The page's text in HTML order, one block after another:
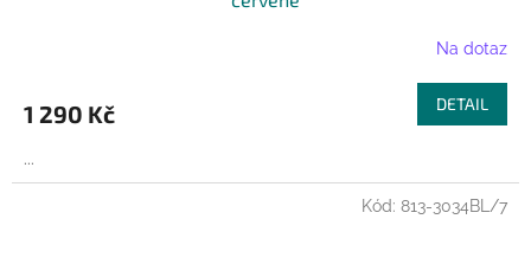
Na dotaz
1 290 Kč DETAIL
...
Kód: 813-3034BL/7